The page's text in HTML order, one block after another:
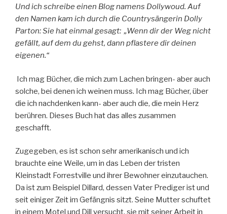
Und ich schreibe einen Blog namens Dollywoud. Auf
den Namen kam ich durch die Countrysängerin Dolly
Parton: Sie hat einmal gesagt: „Wenn dir der Weg nicht
gefällt, auf dem du gehst, dann pflastere dir deinen
eigenen.“
Ich mag Bücher, die mich zum Lachen bringen- aber auch
solche, bei denen ich weinen muss. Ich mag Bücher, über
die ich nachdenken kann- aber auch die, die mein Herz
berühren. Dieses Buch hat das alles zusammen
geschafft.
Zugegeben, es ist schon sehr amerikanisch und ich
brauchte eine Weile, um in das Leben der tristen
Kleinstadt Forrestville und ihrer Bewohner einzutauchen.
Da ist zum Beispiel Dillard, dessen Vater Prediger ist und
seit einiger Zeit im Gefängnis sitzt. Seine Mutter schuftet
in einem Motel und Dill versucht, sie mit seiner Arbeit in